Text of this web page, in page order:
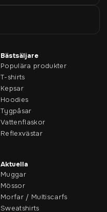
Bästsäljare
Populära produkter
T-shirts
Kepsar
Hoodies
Tygpåsar
Vattenflaskor
Reflexvästar
Aktuella
Muggar
Mössor
Morfar / Multiscarfs
Sweatshirts